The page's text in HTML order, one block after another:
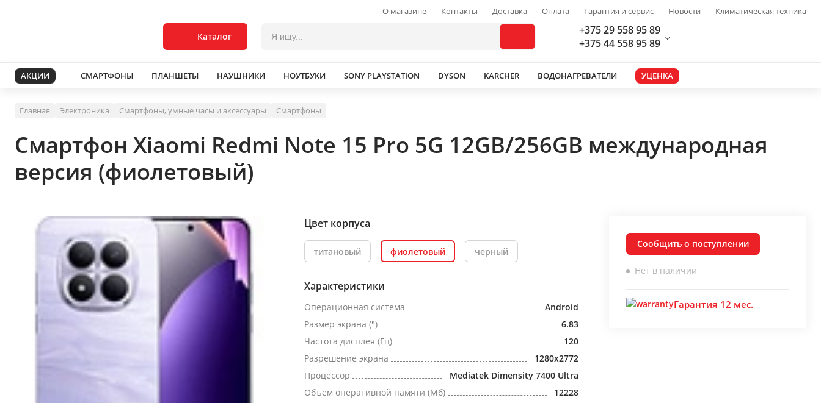
О магазине Контакты Доставка Оплата Гарантия и сервис Новости Климатическая техника
Каталог
+375 29 558 95 89
+375 44 558 95 89
АКЦИИ СМАРТФОНЫ ПЛАНШЕТЫ НАУШНИКИ НОУТБУКИ SONY PLAYSTATION DYSON KARCHER ВОДОНАГРЕВАТЕЛИ УЦЕНКА
Главная Электроника Смартфоны, умные часы и аксессуары Смартфоны
Смартфон Xiaomi Redmi Note 15 Pro 5G 12GB/256GB международная
версия (фиолетовый)
Цвет корпуса
титановый фиолетовый черный
Характеристики
Операционная система
Android
Размер экрана (")
6.83
Частота дисплея (Гц)
120
Разрешение экрана
1280x2772
Процессор
Mediatek Dimensity 7400 Ultra
Объем оперативной памяти (Мб)
12228
Сообщить о поступлении
Нет в наличии
Гарантия 12 мес.